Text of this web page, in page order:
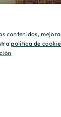
contenidos,
política de